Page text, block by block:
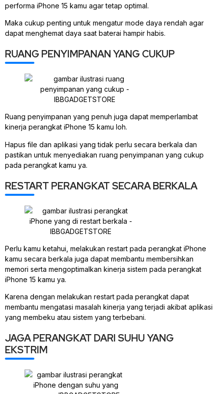
performa iPhone 15 kamu agar tetap optimal.
Maka cukup penting untuk mengatur mode daya rendah agar
dapat menghemat daya saat baterai hampir habis.
RUANG PENYIMPANAN YANG CUKUP
Ruang penyimpanan yang penuh juga dapat memperlambat
kinerja perangkat iPhone 15 kamu loh.
Hapus file dan aplikasi yang tidak perlu secara berkala dan
pastikan untuk menyediakan ruang penyimpanan yang cukup
pada perangkat kamu ya.
RESTART PERANGKAT SECARA BERKALA
Perlu kamu ketahui, melakukan restart pada perangkat iPhone
kamu secara berkala juga dapat membantu membersihkan
memori serta mengoptimalkan kinerja sistem pada perangkat
iPhone 15 kamu ya.
Karena dengan melakukan restart pada perangkat dapat
membantu mengatasi masalah kinerja yang terjadi akibat aplikasi
yang membeku atau sistem yang terbebani.
JAGA PERANGKAT DARI SUHU YANG
EKSTRIM